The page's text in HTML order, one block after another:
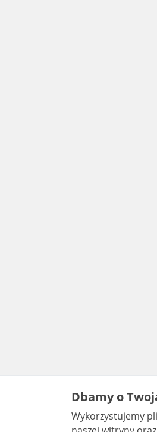
Dbamy o
Wykorzystujemy